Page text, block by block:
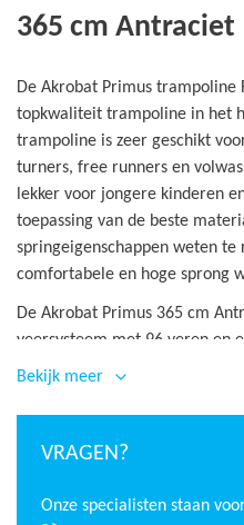
365 cm Antraciet
De Akrobat Primus trampoline
topkwaliteit trampoline in het
trampoline is zeer geschikt
turners, free runners en
lekker voor jongere kinderen
toepassing van de beste
springeigenschappen weten te
comfortabele en hoge sprong
De Akrobat Primus 365 cm
veersysteem met 96 veren en
heeft als resultaat een zeer
wordt er weinig weerstand
springdoek een zeer open
de Akrobat Primus 365 cm
Bekijk meer
VRAGEN?
Onze specialisten staan